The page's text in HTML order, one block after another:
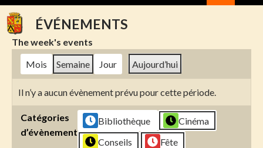
TO
CONTENTÉVÉNEMENTS
The week's events
Mois
Semaine Jour Aujourd’hui
Il n’y a aucun évènement prévu pour cette période.
Catégories
d’évènement
Bibliothèque
Cinéma
Conseils
Fête